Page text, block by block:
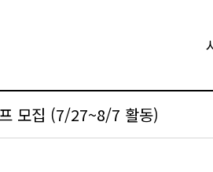
모집 (7/27~8/7 활동)